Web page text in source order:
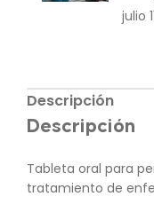
julio
Descripción
Descripción
Tableta oral para
tratamiento de